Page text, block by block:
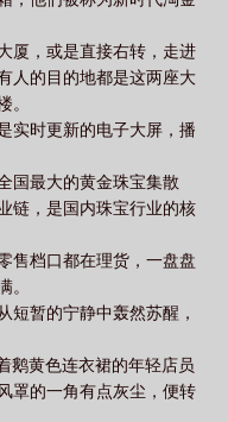
于以后？管他呢。直到她
友，瞬间破防。虞知微：
”戚盛屿：“不如我们结
：“我困了……”男人发出一
要介绍亲戚给她认识。本
郎腿，外公还指着他介
微一笑，称她：“外甥
这个家是吧？
，本文所出现的任何金价
癫公金价！！！2、本故事
山，设定均为剧情需要，
一款适合你哦！3、专栏另
文将于明天（9月13日）入
下本开《半成品》
活，会像文艺和影视作品
青春年华里最美的回忆，
厦，或是直接右转，走进
人的目的地都是这两座大
。
实时更新的电子大屏，播
国最大的黄金珠宝集散
链，是国内珠宝行业的核
售档口都在理货，一盘盘
。
短暂的宁静中轰然苏醒，
鹅黄色连衣裙的年轻店员
罩的一角有点灰尘，便转